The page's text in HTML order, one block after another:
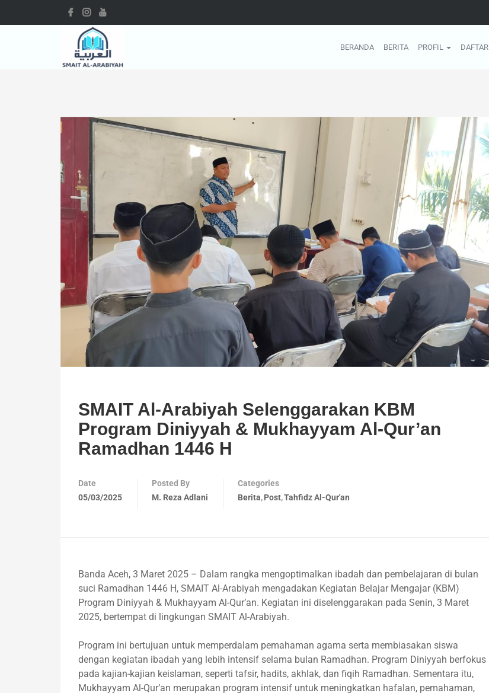
BERANDA BERITA PROFIL DAFTAR
SMAIT Al-Arabiyah Selenggarakan KBM
Program Diniyyah & Mukhayyam Al-Qur’an
Ramadhan 1446 H
Date
05/03/2025
Posted By
M. Reza Adlani
Categories
Berita Post Tahfidz Al-Qur'an
Banda Aceh, 3 Maret 2025 – Dalam rangka mengoptimalkan ibadah dan pembelajaran di bulan
suci Ramadhan 1446 H, SMAIT Al-Arabiyah mengadakan Kegiatan Belajar Mengajar (KBM)
Program Diniyyah & Mukhayyam Al-Qur’an. Kegiatan ini diselenggarakan pada Senin, 3 Maret
2025, bertempat di lingkungan SMAIT Al-Arabiyah.
Program ini bertujuan untuk memperdalam pemahaman agama serta membiasakan siswa
dengan kegiatan ibadah yang lebih intensif selama bulan Ramadhan. Program Diniyyah berfokus
pada kajian-kajian keislaman, seperti tafsir, hadits, akhlak, dan fiqih Ramadhan. Sementara itu,
Mukhayyam Al-Qur’an merupakan program intensif untuk meningkatkan hafalan, pemahaman,